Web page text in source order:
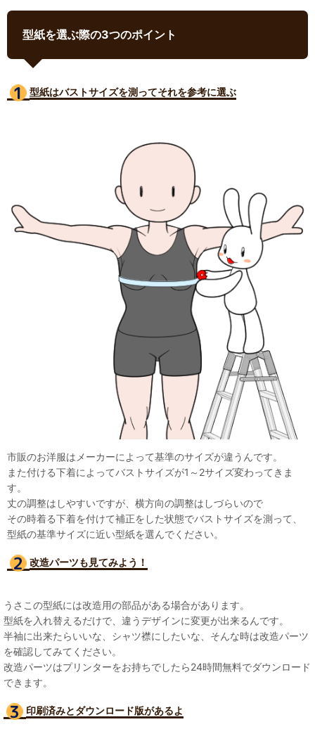
型紙を選ぶ際の3つのポイント
型紙はバストサイズを測ってそれを参考に選ぶ
市販のお洋服はメーカーによって基準のサイズが違うんです。
また付ける下着によってバストサイズが1～2サイズ変わってきま
す。
丈の調整はしやすいですが、横方向の調整はしづらいので
その時着る下着を付けて補正をした状態でバストサイズを測って、
型紙の基準サイズに近い型紙を選んでください。
改造パーツも見てみよう！
うさこの型紙には改造用の部品がある場合があります。
型紙を入れ替えるだけで、違うデザインに変更が出来るんです。
半袖に出来たらいいな、シャツ襟にしたいな、そんな時は改造パーツ
を確認してみてください。
改造パーツはプリンターをお持ちでしたら24時間無料でダウンロード
できます。
印刷済みとダウンロード版があるよ